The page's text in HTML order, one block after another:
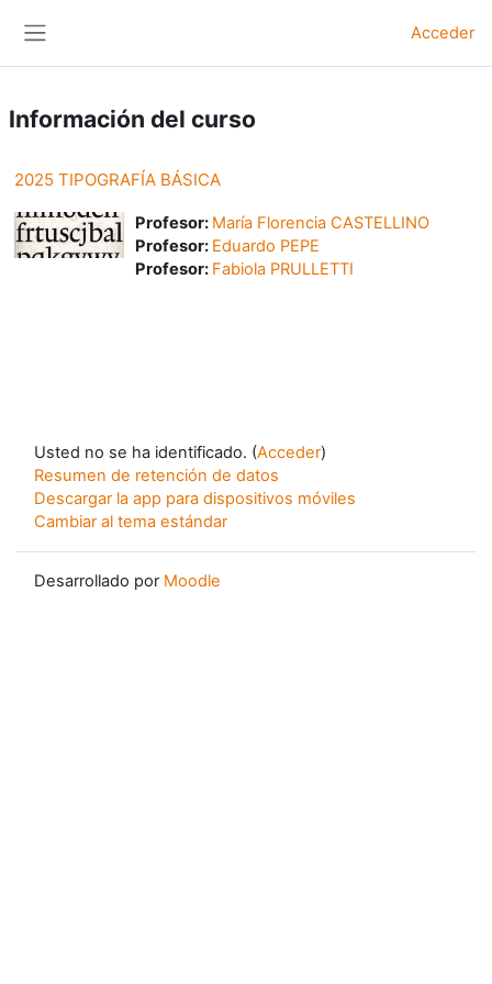
Acceder
Información del curso
2025 TIPOGRAFÍA BÁSICA
Profesor: María Florencia CASTELLINO
Profesor: Eduardo PEPE
Profesor: Fabiola PRULLETTI
Usted no se ha identificado. (Acceder)
Resumen de retención de datos
Descargar la app para dispositivos móviles
Cambiar al tema estándar
Desarrollado por Moodle